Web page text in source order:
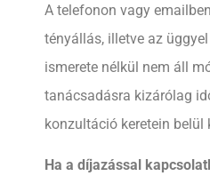
A telefonon vagy
tényállás, illetve az
ismerete nélkül nem áll
tanácsadásra kizárólag
konzultáció keretein belül
Ha a díjazással